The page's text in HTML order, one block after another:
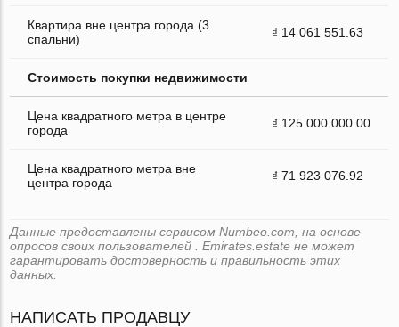
Квартира вне центра города (3
спальни)
₫ 14 061 551.63
Стоимость покупки недвижимости
Цена квадратного метра в центре
города
₫ 125 000 000.00
Цена квадратного метра вне
центра города
₫ 71 923 076.92
Данные предоставлены сервисом Numbeo.com, на основе
опросов своих пользователей . Emirates.estate не может
гарантировать достоверность и правильность этих
данных.
НАПИСАТЬ ПРОДАВЦУ